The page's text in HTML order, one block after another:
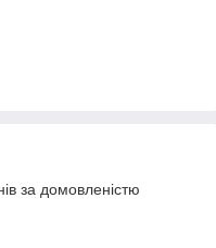
за домовленістю